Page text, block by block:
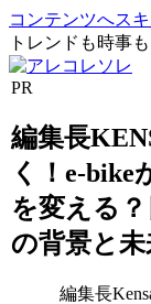
コンテンツへス
トレンドも時事
PR
編集長
く！e-bike
を変える
の背景と未
編集長